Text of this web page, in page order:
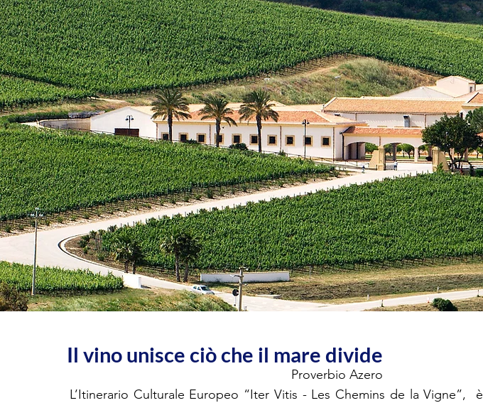
Il vino unisce ciò che il mare divide
Proverbio Azero
L’Itinerario Culturale Europeo “Iter Vitis - Les Chemins de la Vigne”, è